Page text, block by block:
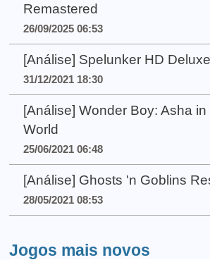
Remastered
26/09/2025 06:53
[Análise] Spelunker HD Deluxe
31/12/2021 18:30
[Análise] Wonder Boy: Asha
World
25/06/2021 06:48
[Análise] Ghosts 'n Goblins
28/05/2021 08:53
Jogos mais novos